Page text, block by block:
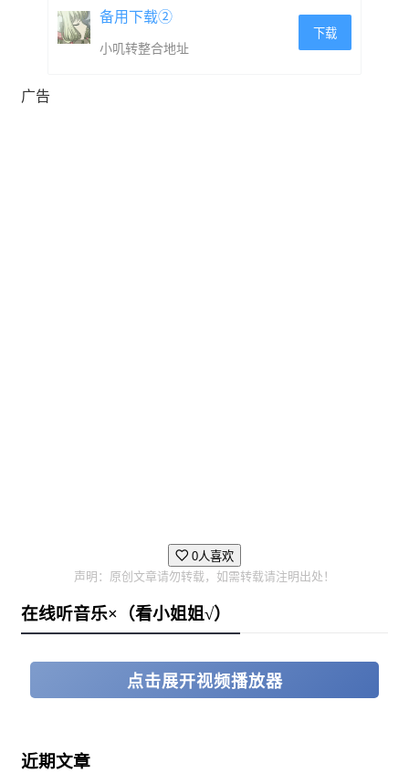
备用下载②
小叽转整合地址
下载
广告
0人喜欢
声明：原创文章请勿转载，如需转载请注明出处！
在线听音乐×（看小姐姐√）
点击展开视频播放器
近期文章